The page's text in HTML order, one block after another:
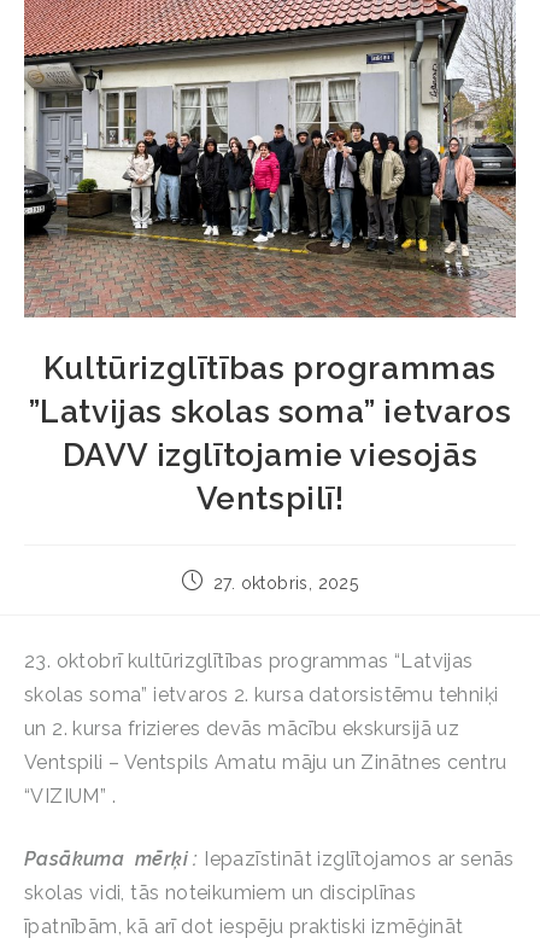
Kultūrizglītības programmas
”Latvijas skolas soma” ietvaros
DAVV izglītojamie viesojās
Ventspilī!
27. oktobris, 2025
23. oktobrī kultūrizglītības programmas “Latvijas
skolas soma” ietvaros 2. kursa datorsistēmu tehniķi
un 2. kursa frizieres devās mācību ekskursijā uz
Ventspili – Ventspils Amatu māju un Zinātnes centru
“VIZIUM” .
Pasākuma mērķi : Iepazīstināt izglītojamos ar senās
skolas vidi, tās noteikumiem un disciplīnas
īpatnībām, kā arī dot iespēju praktiski izmēģināt